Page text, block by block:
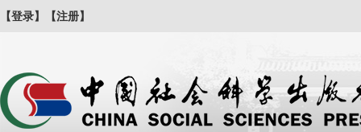
【登录】 【注册】